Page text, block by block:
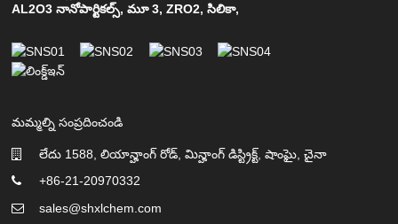
AL2O3 నానోపార్టికల్స్,మూ 3,ZRO2,సిలికా,
మమ్మల్ని సంప్రదించండి
లేదు 1588, లియాన్హాంగ్ రోడ్, మిన్హాంగ్ డిస్ట్రిక్ట్, షాంఘై, చైనా
+86-21-20970332
sales@shxlchem.com